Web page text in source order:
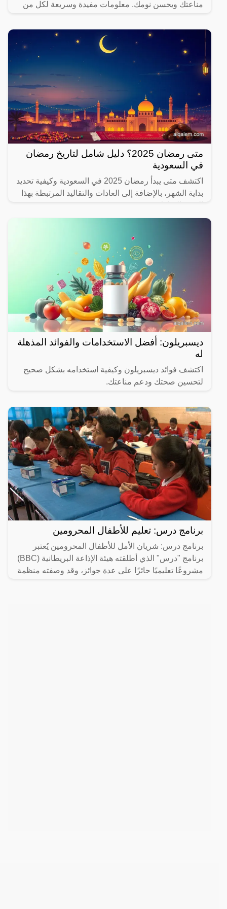
مناعتك ويحسن نومك. معلومات مفيدة وسريعة لكل من
متى رمضان 2025؟ دليل شامل لتاريخ رمضان
في السعودية
اكتشف متى يبدأ رمضان 2025 في السعودية وكيفية تحديد
بداية الشهر، بالإضافة إلى العادات والتقاليد المرتبطة بهذا
ديسبريلون: أفضل الاستخدامات والفوائد المذهلة
له
اكتشف فوائد ديسبريلون وكيفية استخدامه بشكل صحيح
لتحسين صحتك ودعم مناعتك.
برنامج درس: تعليم للأطفال المحرومين
برنامج درس: شريان الأمل للأطفال المحرومين يُعتبر
برنامج "درس" الذي أطلقته هيئة الإذاعة البريطانية (BBC)
مشروعًا تعليميًا حائزًا على عدة جوائز، وقد وصفته منظمة